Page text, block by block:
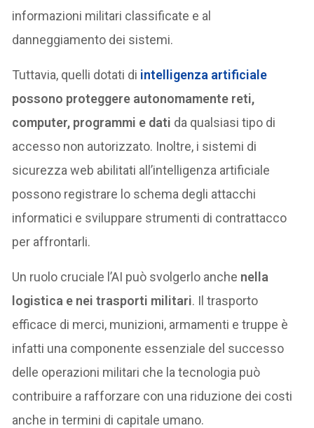
informazioni militari classificate e al
danneggiamento dei sistemi.
Tuttavia, quelli dotati di intelligenza artificiale
possono proteggere autonomamente reti,
computer, programmi e dati da qualsiasi tipo di
accesso non autorizzato. Inoltre, i sistemi di
sicurezza web abilitati all’intelligenza artificiale
possono registrare lo schema degli attacchi
informatici e sviluppare strumenti di contrattacco
per affrontarli.
Un ruolo cruciale l’AI può svolgerlo anche nella
logistica e nei trasporti militari. Il trasporto
efficace di merci, munizioni, armamenti e truppe è
infatti una componente essenziale del successo
delle operazioni militari che la tecnologia può
contribuire a rafforzare con una riduzione dei costi
anche in termini di capitale umano.